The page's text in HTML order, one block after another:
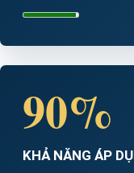
90%
KHẢ NĂNG ÁP